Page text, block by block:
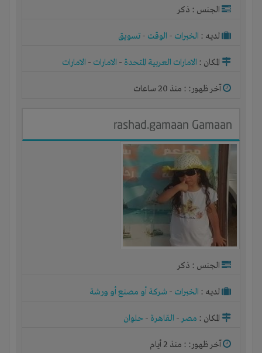
الجنس : ذكر
لديـه : الخبرات - الوقت - تسويق
المكان : الامارات العربية المتحدة - الامارات - الامارات
آخر ظهور: : منذ 20 ساعات
rashad.gamaan Gamaan
الجنس : ذكر
لديـه : الخبرات - شركة أو مصنع أو ورشة
المكان : مصر- القاهرة - حلوان
آخر ظهور: : منذ 2 أيام